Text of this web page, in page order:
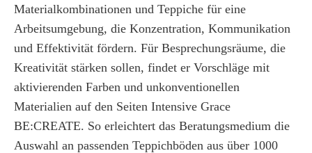
Materialkombinationen und Teppiche für eine
Arbeitsumgebung, die Konzentration, Kommunikation
und Effektivität fördern. Für Besprechungsräume, die
Kreativität stärken sollen, findet er Vorschläge mit
aktivierenden Farben und unkonventionellen
Materialien auf den Seiten Intensive Grace
BE:CREATE. So erleichtert das Beratungsmedium die
Auswahl an passenden Teppichböden aus über 1000